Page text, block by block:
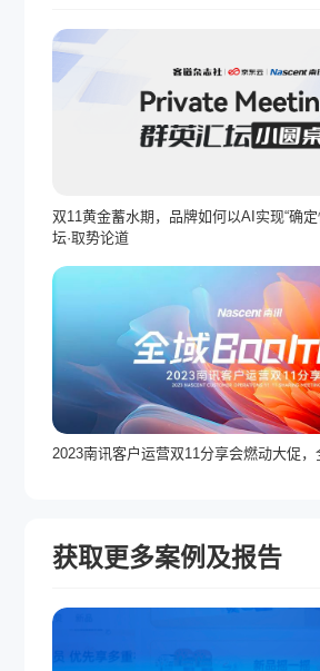
双11黄金蓄水期，品牌如何以AI实现“确
坛·取势论道
2023南讯客户运营双11分享会燃动大促，
获取更多案例及报告